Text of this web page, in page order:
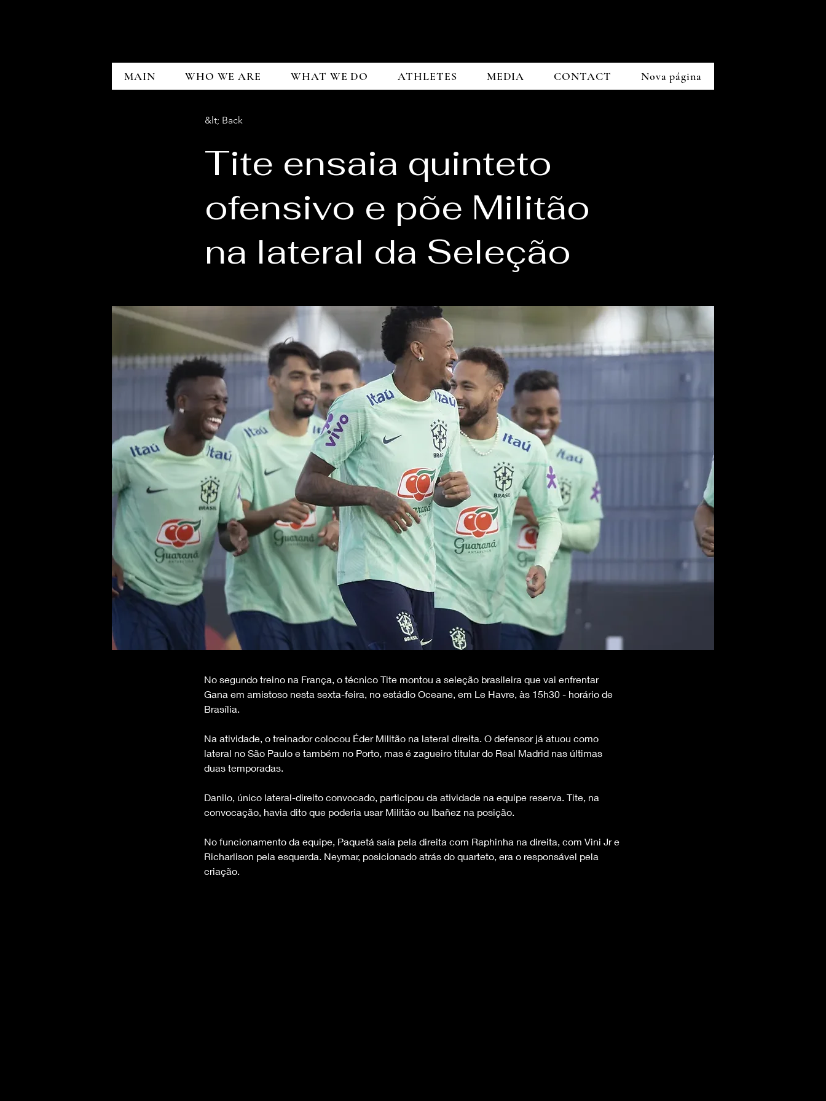
MAIN WHO WE ARE WHAT WE DO ATHLETES MEDIA CONTACT Nova página
&lt; Back
Tite ensaia quinteto
ofensivo e põe Militão
na lateral da Seleção
No segundo treino na França, o técnico Tite montou a seleção brasileira que vai enfrentar
Gana em amistoso nesta sexta-feira, no estádio Oceane, em Le Havre, às 15h30 - horário de
Brasília.
Na atividade, o treinador colocou Éder Militão na lateral direita. O defensor já atuou como
lateral no São Paulo e também no Porto, mas é zagueiro titular do Real Madrid nas últimas
duas temporadas.
Danilo, único lateral-direito convocado, participou da atividade na equipe reserva. Tite, na
convocação, havia dito que poderia usar Militão ou Ibañez na posição.
No funcionamento da equipe, Paquetá saía pela direita com Raphinha na direita, com Vini Jr e
Richarlison pela esquerda. Neymar, posicionado atrás do quarteto, era o responsável pela
criação.